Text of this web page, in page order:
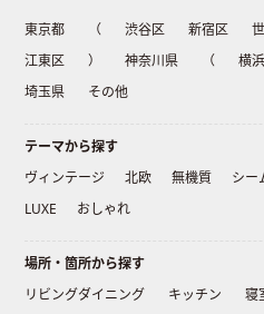
東京都 （ 渋谷区 新宿区
江東区
） 神奈川県 （ 横
埼玉県
その他
テーマから探す
ヴィンテージ
北欧 無機質 シー
LUXE
おしゃれ
場所・箇所から探す
リビングダイニング
キッチン 寝